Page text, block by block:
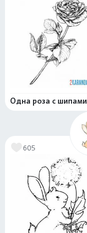
Одна роза с шипами
605